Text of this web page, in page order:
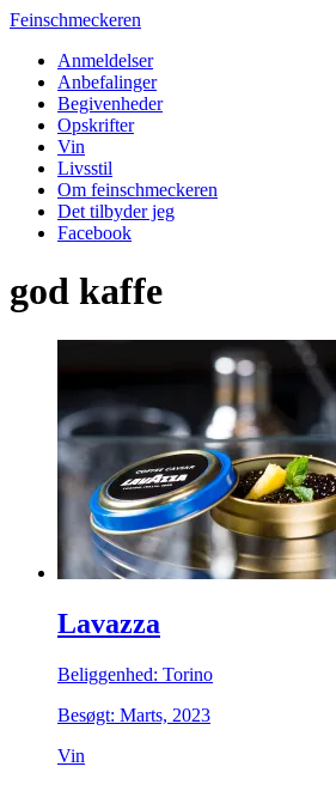
Feinschmeckeren
Anmeldelser
Anbefalinger
Begivenheder
Opskrifter
Vin
Livsstil
Om feinschmeckeren
Det tilbyder jeg
Facebook
god kaffe
Lavazza
Beliggenhed: Torino
Besøgt: Marts, 2023
Vin